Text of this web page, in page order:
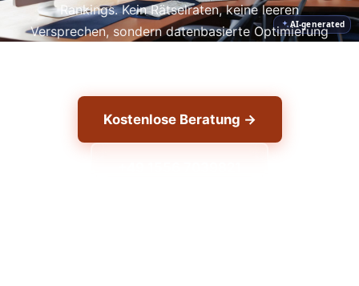
AI-generated
Rankings. Kein Rätselraten, keine leeren
Versprechen, sondern datenbasierte Optimierung
Kostenlose Beratung →